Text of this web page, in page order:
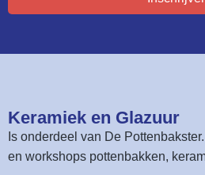
Keramiek en Glazuur​
Is onderdeel van De Pottenbakster
en workshops pottenbakken,